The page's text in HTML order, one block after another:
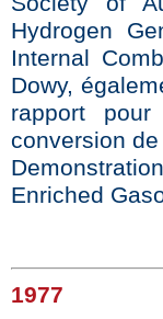
Hydrogen
Internal
Dowy,
rapport
conversion
Enriched
1977